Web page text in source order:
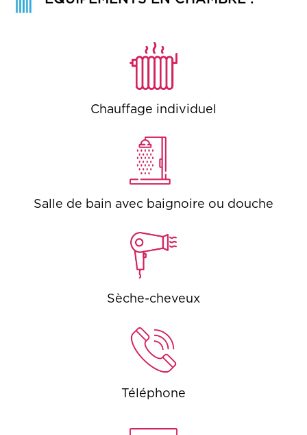
Chauffage individuel
Salle de bain avec baignoire ou douche
Sèche-cheveux
Téléphone